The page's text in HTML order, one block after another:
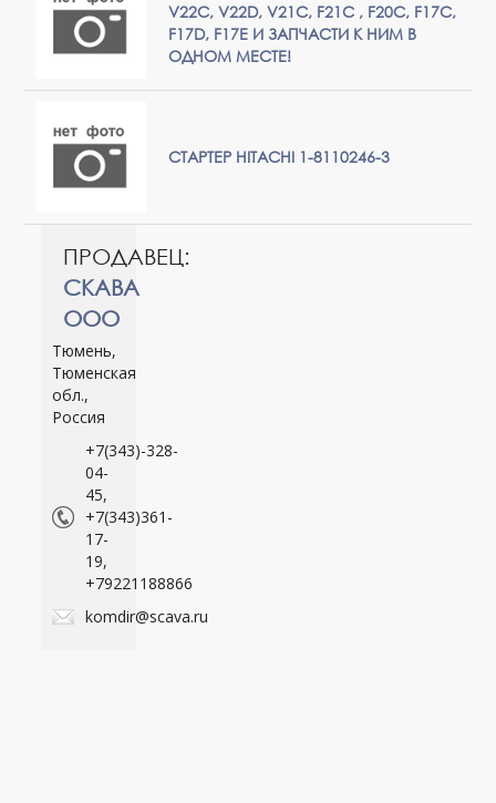
V22С, V22D, V21C, F21С , F20С, F17С,
F17D, F17Е И ЗАПЧАСТИ К НИМ В
ОДНОМ МЕСТЕ!
СТАРТЕР HITACHI 1-8110246-3
ПРОДАВЕЦ:
СКАВА
ООО
Тюмень,
Тюменская
обл.,
Россия
+7(343)-328-
04-
45,
+7(343)361-
17-
19,
+79221188866
komdir@scava.ru